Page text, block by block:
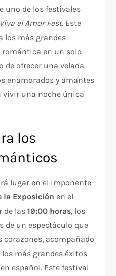
uno de los festivales
Viva el Amor Fest. Este
los más grandes
en un solo
de ofrecer una velada
enamorados y amantes
vivir una noche única
los
lugar en el imponente
la Exposición en el
de las19:00 horas, los
de un espectáculo que
acompañado
más grandes éxitos
español. Este festival